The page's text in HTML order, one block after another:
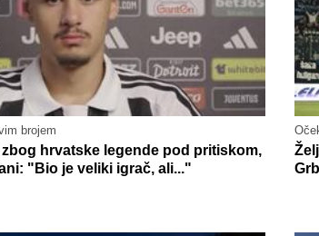
brojem
hrvatske legende pod pritiskom,
"Bio je veliki igrač, ali..."